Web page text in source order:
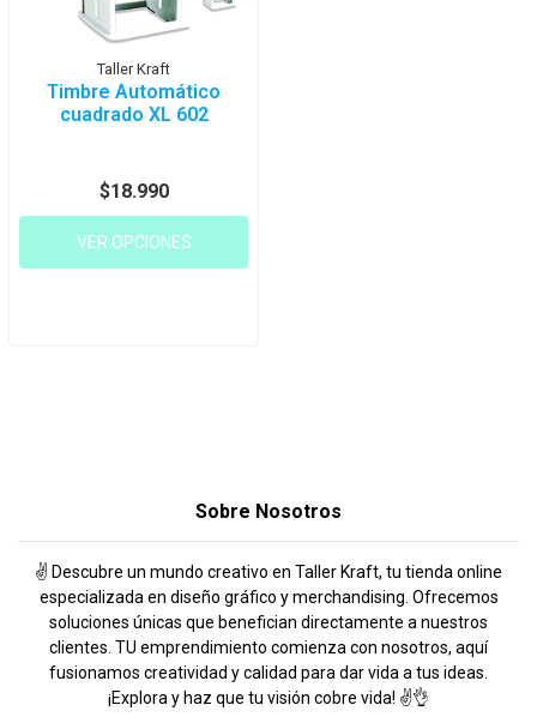
Taller Kraft
Timbre Automático
cuadrado XL 602
$18.990
VER OPCIONES
Sobre Nosotros
✌️ Descubre un mundo creativo en Taller Kraft, tu tienda online
especializada en diseño gráfico y merchandising. Ofrecemos
soluciones únicas que benefician directamente a nuestros
clientes. TU emprendimiento comienza con nosotros, aquí
fusionamos creatividad y calidad para dar vida a tus ideas.
¡Explora y haz que tu visión cobre vida! ✌️👌